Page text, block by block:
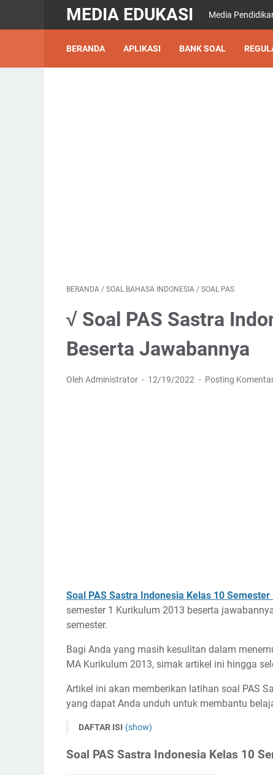
MEDIA EDUKASI Media
BERANDA APLIKASI BANK SOAL
BERANDA / SOAL BAHASA INDONESIA / SOAL PAS
√ Soal PAS Sastra
Beserta Jawabannya
Oleh Administrator 12/19/2022 Posting
Soal PAS Sastra Indonesia Kelas 10 Semester
semester 1 Kurikulum 2013 beserta
semester.
Bagi Anda yang masih kesulitan dalam
MA Kurikulum 2013, simak artikel ini hingga
Artikel ini akan memberikan latihan soal PAS
yang dapat Anda unduh untuk membantu
DAFTAR ISI (show)
Soal PAS Sastra Indonesia Kelas 10